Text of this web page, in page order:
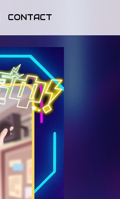
CONTACT